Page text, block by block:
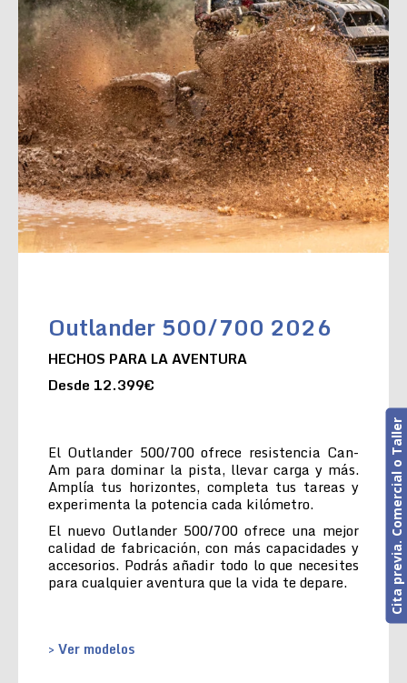
Outlander 500/700 2026
HECHOS PARA LA AVENTURA
Desde 12.399€
El Outlander 500/700 ofrece resistencia Can-
Am para dominar la pista, llevar carga y más.
Amplía tus horizontes, completa tus tareas y
experimenta la potencia cada kilómetro.
El nuevo Outlander 500/700 ofrece una mejor
calidad de fabricación, con más capacidades y
accesorios. Podrás añadir todo lo que necesites
para cualquier aventura que la vida te depare.
> Ver modelos
Cita previa. Comercial o Taller